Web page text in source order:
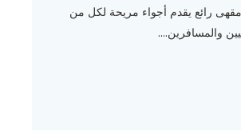
رائع يقدم أجواء مريحة لكل من
والمسافرين....